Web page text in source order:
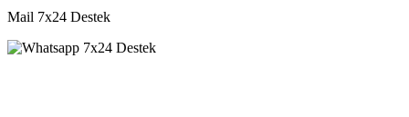
Mail 7x24 Destek